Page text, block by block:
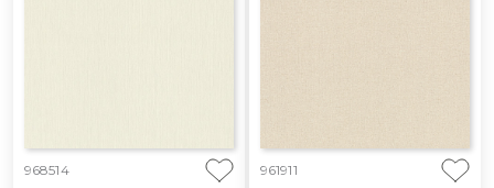
968514 961911